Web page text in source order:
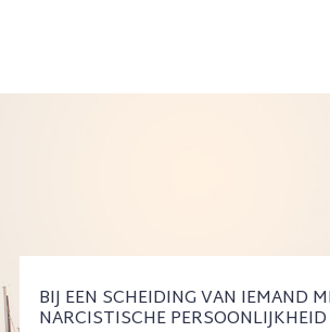
BIJ EEN SCHEIDING VAN IEMAND
NARCISTISCHE